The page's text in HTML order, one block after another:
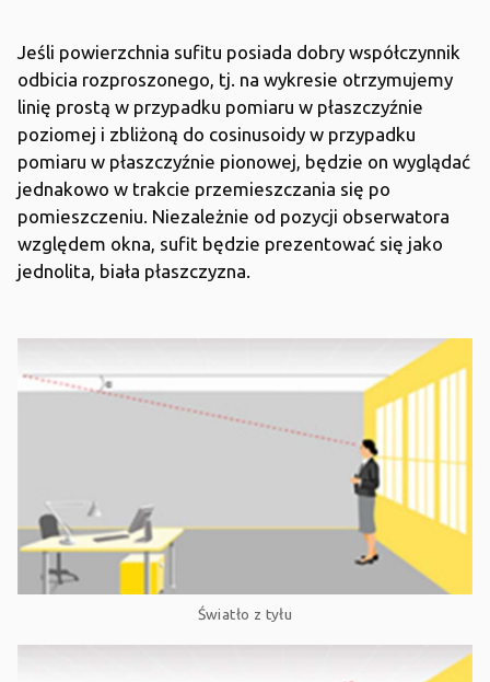
Jeśli powierzchnia sufitu posiada dobry współczynnik
odbicia rozproszonego, tj. na wykresie otrzymujemy
linię prostą w przypadku pomiaru w płaszczyźnie
poziomej i zbliżoną do cosinusoidy w przypadku
pomiaru w płaszczyźnie pionowej, będzie on wyglądać
jednakowo w trakcie przemieszczania się po
pomieszczeniu. Niezależnie od pozycji obserwatora
względem okna, sufit będzie prezentować się jako
jednolita, biała płaszczyzna.
Światło z tyłu